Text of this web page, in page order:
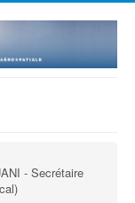
- Secrétaire